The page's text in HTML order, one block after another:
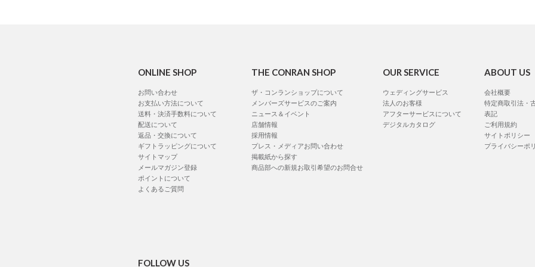
ONLINE SHOP
お問い合わせ
お支払い方法について
送料・決済手数料について
配送について
返品・交換について
ギフトラッピングについて
サイトマップ
メールマガジン登録
ポイントについて
よくあるご質問
THE CONRAN SHOP
ザ・コンランショップについて
メンバーズサービスのご案内
ニュース＆イベント
店舗情報
採用情報
プレス・メディアお問い合わせ
掲載紙から探す
商品部への新規お取引希望のお問合せ
OUR SERVICE
ウェディングサービス
法人のお客様
アフターサービスについて
デジタルカタログ
ABOUT US
会社概要
特定商取引法・
表記
ご利用規約
サイトポリシー
プライバシーポ
FOLLOW US